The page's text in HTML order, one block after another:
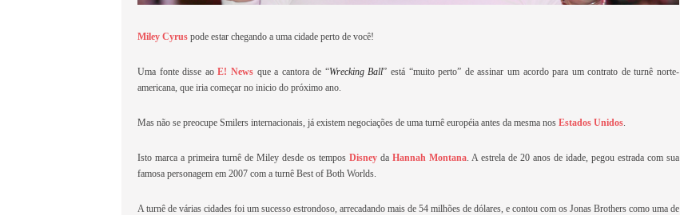
Miley Cyrus pode estar chegando a uma cidade perto de você!
Uma fonte disse aoE! Newsque a cantora de “Wrecking Ball” está “muito perto” de assinar um acordo para um contrato de turnê norte-
americana, que iria começar no inicio do próximo ano.
Mas não se preocupe Smilers internacionais, já existem negociações de uma turnê européia antes da mesma nos Estados Unidos
Isto marca a primeira turnê de Miley desde os tempos Disney da Hannah Montana . A estrela de 20 anos de idade, pegou estrada com sua
famosa personagem em 2007 com a turnê Best of Both Worlds.
A turnê de várias cidades foi um sucesso estrondoso, arrecadando mais de 54 milhões de dólares, e contou com os Jonas Brothers como uma de